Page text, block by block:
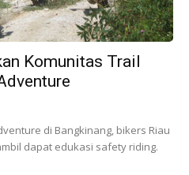
Komunitas Trail
di Bangkinang, bikers Riau
dapat edukasi safety riding.